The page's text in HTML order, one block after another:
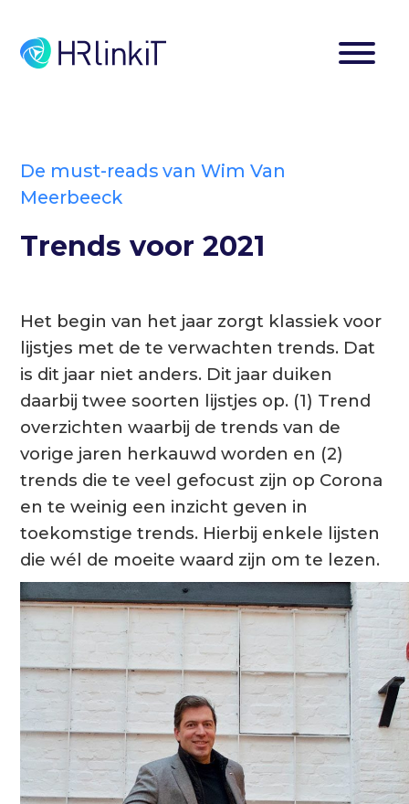
De must-reads van Wim Van
Meerbeeck
Trends voor 2021
Het begin van het jaar zorgt klassiek voor
lijstjes met de te verwachten trends. Dat
is dit jaar niet anders. Dit jaar duiken
daarbij twee soorten lijstjes op. (1) Trend
overzichten waarbij de trends van de
vorige jaren herkauwd worden en (2)
trends die te veel gefocust zijn op Corona
en te weinig een inzicht geven in
toekomstige trends. Hierbij enkele lijsten
die wél de moeite waard zijn om te lezen.